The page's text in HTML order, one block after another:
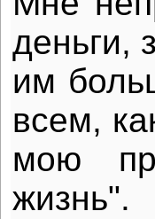
деньги,
им
всем,
мою
жизнь".